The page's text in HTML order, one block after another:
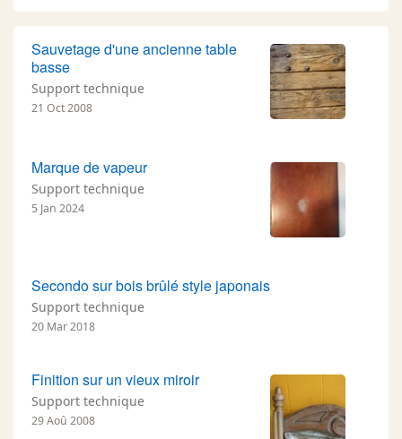
Sauvetage d'une ancienne table
basse
Support technique
21 Oct 2008
Marque de vapeur
Support technique
5 Jan 2024
Secondo sur bois brûlé style japonais
Support technique
20 Mar 2018
Finition sur un vieux miroir
Support technique
29 Aoû 2008